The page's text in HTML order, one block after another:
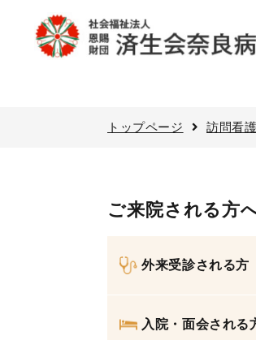
トップページ 訪問看
ご来院される方
外来受診される方
入院・面会される